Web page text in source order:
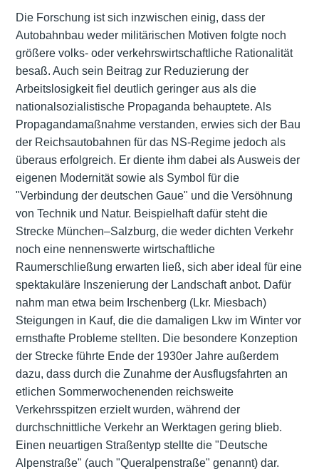
Die Forschung ist sich inzwischen einig, dass der
Autobahnbau weder militärischen Motiven folgte noch
größere volks- oder verkehrswirtschaftliche Rationalität
besaß. Auch sein Beitrag zur Reduzierung der
Arbeitslosigkeit fiel deutlich geringer aus als die
nationalsozialistische Propaganda behauptete. Als
Propagandamaßnahme verstanden, erwies sich der Bau
der Reichsautobahnen für das NS-Regime jedoch als
überaus erfolgreich. Er diente ihm dabei als Ausweis der
eigenen Modernität sowie als Symbol für die
"Verbindung der deutschen Gaue" und die Versöhnung
von Technik und Natur. Beispielhaft dafür steht die
Strecke München–Salzburg, die weder dichten Verkehr
noch eine nennenswerte wirtschaftliche
Raumerschließung erwarten ließ, sich aber ideal für eine
spektakuläre Inszenierung der Landschaft anbot. Dafür
nahm man etwa beim Irschenberg (Lkr. Miesbach)
Steigungen in Kauf, die die damaligen Lkw im Winter vor
ernsthafte Probleme stellten. Die besondere Konzeption
der Strecke führte Ende der 1930er Jahre außerdem
dazu, dass durch die Zunahme der Ausflugsfahrten an
etlichen Sommerwochenenden reichsweite
Verkehrsspitzen erzielt wurden, während der
durchschnittliche Verkehr an Werktagen gering blieb.
Einen neuartigen Straßentyp stellte die "Deutsche
Alpenstraße" (auch "Queralpenstraße" genannt) dar.